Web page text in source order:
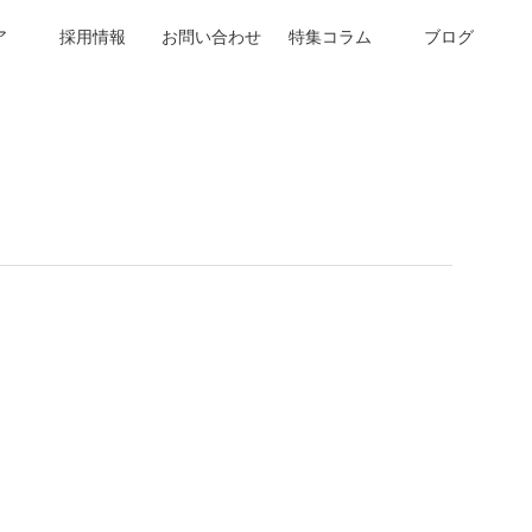
採用情報 お問い合わせ 特集コラム ブログ